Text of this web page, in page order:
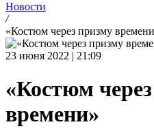
Новости
/
«Костюм через призму
23 июня 2022 | 21:09
«Костюм
времени»